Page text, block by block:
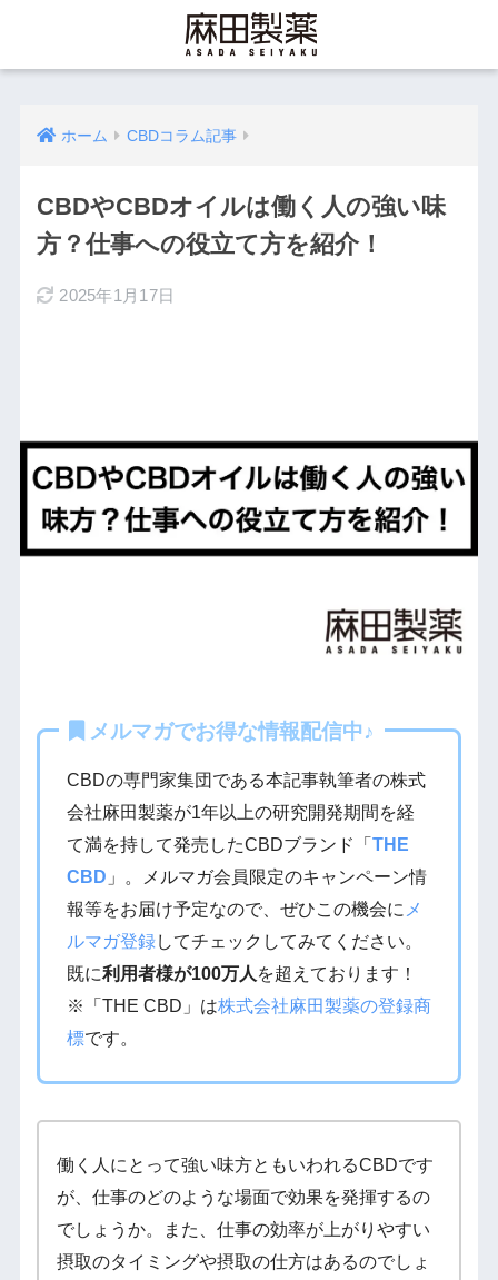
ホーム CBDコラム記事
CBDやCBDオイルは働く人の強い味
方？仕事への役立て方を紹介！
2025年1月17日
メルマガでお得な情報配信中♪
CBDの専門家集団である本記事執筆者の株式
会社麻田製薬が1年以上の研究開発期間を経
て満を持して発売したCBDブランド「 THE
CBD 」。メルマガ会員限定のキャンペーン情
報等をお届け予定なので、ぜひこの機会に メ
ルマガ登録してチェックしてみてください。
既に利用者様が100万人 を超えております！
※「THE CBD」は株式会社麻田製薬の登録商
標です。
働く人にとって強い味方ともいわれるCBDです
が、仕事のどのような場面で効果を発揮するの
でしょうか。また、仕事の効率が上がりやすい
摂取のタイミングや摂取の仕方はあるのでしょ